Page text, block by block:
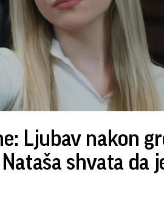
Ljubav nakon
shvata da